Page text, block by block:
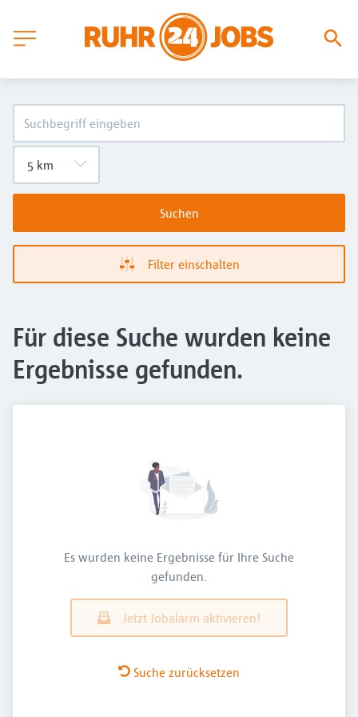
Suchen
Filter einschalten
Für diese Suche wurden keine
Ergebnisse gefunden.
Es wurden keine Ergebnisse für Ihre Suche
gefunden.
Jetzt Jobalarm aktivieren!
Suche zurücksetzen